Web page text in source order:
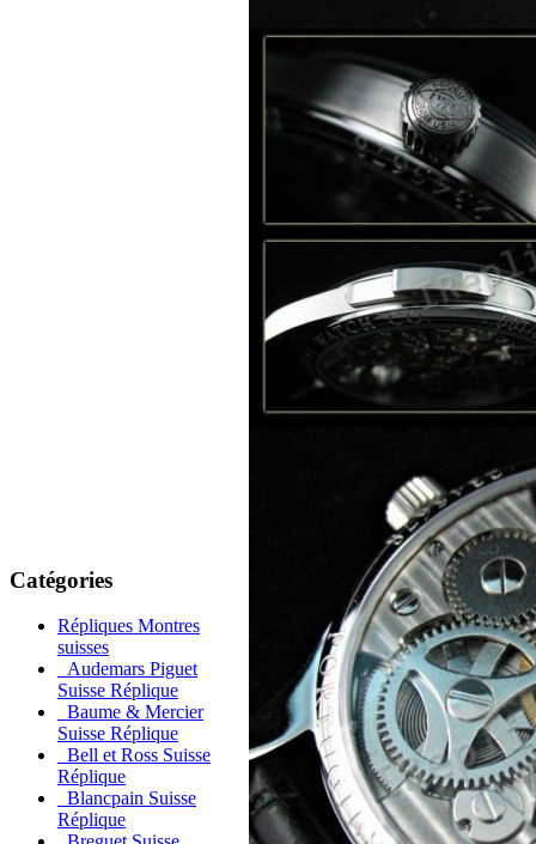
Catégories
Répliques Montres
suisses
Audemars Piguet
Suisse Réplique
Baume & Mercier
Suisse Réplique
Bell et Ross Suisse
Réplique
Blancpain Suisse
Réplique